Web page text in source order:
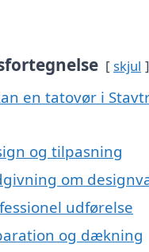
skjul
en tatovør i
og tilpasning
om
udførelse
og dækning